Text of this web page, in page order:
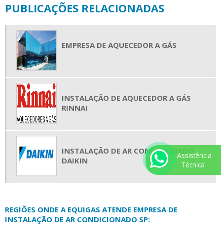
PUBLICAÇÕES RELACIONADAS
EMPRESA DE AQUECEDOR A GÁS
INSTALAÇÃO DE AQUECEDOR A GÁS
RINNAI
INSTALAÇÃO DE AR CONDICIONADO
DAIKIN
REGIÕES ONDE A EQUIGAS ATENDE EMPRESA DE
INSTALAÇÃO DE AR CONDICIONADO SP:
Assistência
Técnica